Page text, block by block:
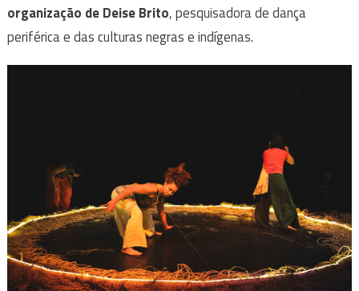
organização de Deise Brito, pesquisadora de dança
periférica e das culturas negras e indígenas.